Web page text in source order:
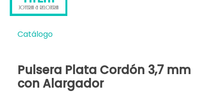
Catálogo
Pulsera Plata Cordón 3,7 mm
con Alargador